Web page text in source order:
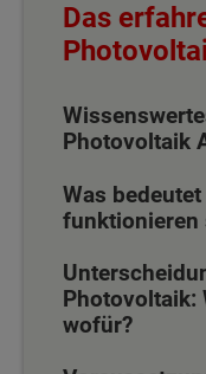
Das
Photovoltaik
Was
funktionieren
Photovoltaik:
wofür?